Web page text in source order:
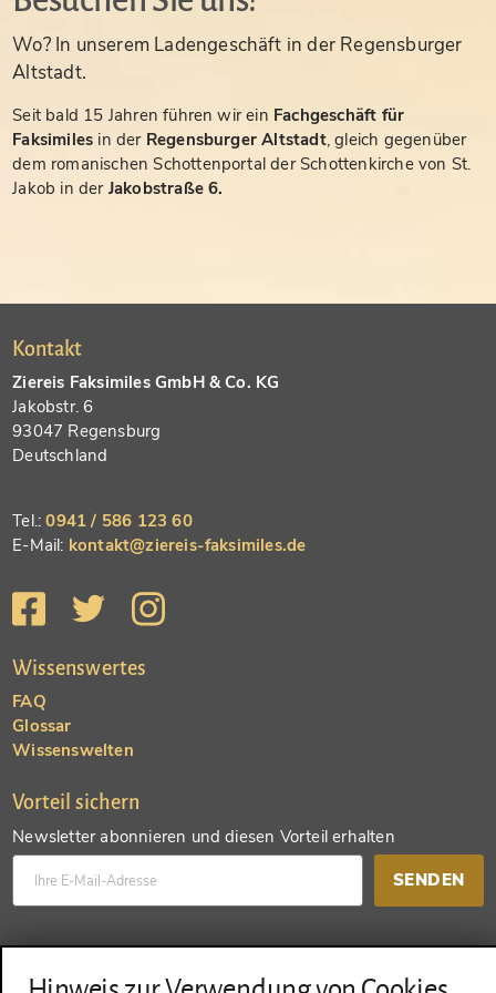
Wo? In unserem Ladengeschäft in der Regensburger
Altstadt.
Seit bald 15 Jahren führen wir ein Fachgeschäft für
Faksimiles in der Regensburger Altstadt, gleich gegenüber
dem romanischen Schottenportal der Schottenkirche von St.
Jakob in der Jakobstraße 6.
Kontakt
Ziereis Faksimiles GmbH & Co. KG
Jakobstr. 6
93047 Regensburg
Deutschland
Tel.:0941 / 586 123 60
E-Mail: kontakt@ziereis-faksimiles.de
Wissenswertes
FAQ
Glossar
Wissenswelten
Vorteil sichern
Newsletter abonnieren und diesen Vorteil erhalten
SENDEN
Konto anlegen und einen anderen Vorteil erhalten